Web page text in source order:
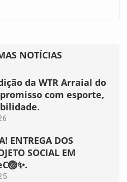
NOTÍCIAS
da WTR Arraial do
com esporte,
ENTREGA DOS
SOCIAL EM